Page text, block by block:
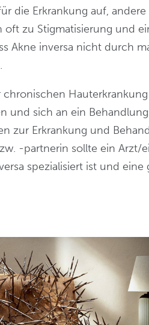
die Erkrankung auf,
oft zu Stigmatisierung und
Akne inversa nicht durch
chronischen
und sich an ein
zur Erkrankung und
-partnerin sollte ein Arzt/
spezialisiert ist und